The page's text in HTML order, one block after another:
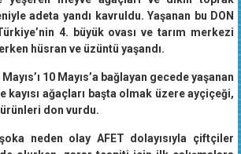
yeşeren meyve ağaçları ve dikili toprak
adeta yandı kavruldu. Yaşanan bu DON
4. büyük ovası ve tarım merkezi
hüsran ve üzüntü yaşandı.
10 Mayıs’a bağlayan gecede yaşanan
kayısı ağaçları başta olmak üzere ayçiçeği,
don vurdu.
neden olay AFET dolayısıyla çiftçiler